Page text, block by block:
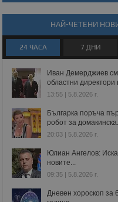
НАЙ-ЧЕТЕНИ
24 ЧАСА 7 ДНИ
Иван Демерджиев
областни директори
13:55 | 5.8.2026 г.
Българка поръча
робот за
20:03 | 5.8.2026 г.
Юлиан Ангелов:
новите...
09:35 | 5.8.2026 г.
Дневен хороскоп за